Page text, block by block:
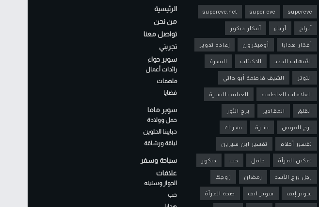
supereve
super eve
supereve.net
أبراج أزياء أفكار ديكور
أفكار هدايا أوميكرون إعادة تدوير
الأمهات الجدد الاكتئاب البشرة
التوتر الشيف فاطمة أبو حاتي
العلاقات العاطفية العناية بالبشرة
القلق المقادير برج الثور
برج القوس بشرة بشرتك
تفسير أحلام تفسير ابن سيرين
تمكين المرأة حامل حب ديكور
رجل برج الأسد رمضان زوجك
سوبر إيف سوبر ايف صحة المرأة
الرئيسية
من نحن
تواصل معنا
تجربتي
سوبر حواء
رائدات أعمال
ملهمات
قضايا
سوبر ماما
حمل وولادة
حبايبنا الحلوين
لياقة ورشاقة
سياحة وسفر
علاقات
الجواز وسنينه
حب